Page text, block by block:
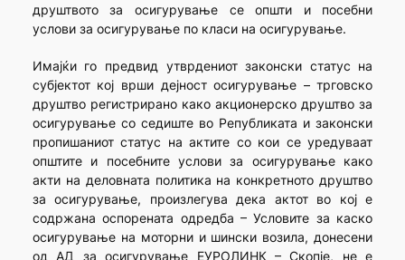
друштвото за осигурување се општи и посебни
услови за осигурување по класи на осигурување.
Имајќи го предвид утврдениот законски статус на
субјектот кој врши дејност осигурување – трговско
друштво регистрирано како акционерско друштво за
осигурување со седиште во Републиката и законски
пропишаниот статус на актите со кои се уредуваат
општите и посебните услови за осигурување како
акти на деловната политика на конкретното друштво
за осигурување, произлегува дека актот во кој е
содржана оспорената одредба – Условите за каско
осигурување на моторни и шински возила, донесени
од АД за осигурување ЕУРОЛИНК – Скопје, не е